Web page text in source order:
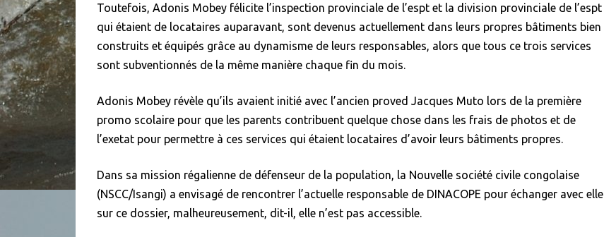
Toutefois, Adonis Mobey félicite l’inspection provinciale de l’espt et la division provinciale de l’espt
qui étaient de locataires auparavant, sont devenus actuellement dans leurs propres bâtiments bien
construits et équipés grâce au dynamisme de leurs responsables, alors que tous ce trois services
sont subventionnés de la même manière chaque fin du mois.
Adonis Mobey révèle qu’ils avaient initié avec l’ancien proved Jacques Muto lors de la première
promo scolaire pour que les parents contribuent quelque chose dans les frais de photos et de
l’exetat pour permettre à ces services qui étaient locataires d’avoir leurs bâtiments propres.
Dans sa mission régalienne de défenseur de la population, la Nouvelle société civile congolaise
(NSCC/Isangi) a envisagé de rencontrer l’actuelle responsable de DINACOPE pour échanger avec elle
sur ce dossier, malheureusement, dit-il, elle n’est pas accessible.